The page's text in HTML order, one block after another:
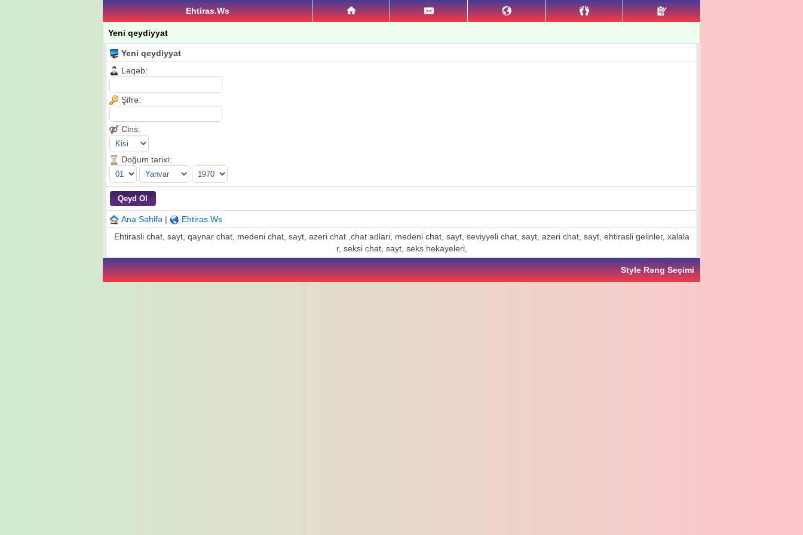
Ehtiras.Ws
Yeni qeydiyyat
Yeni qeydiyyat
Ləqəb:
Şifrə:
Cins:
Doğum tarixi:
Ana Səhifə |
Ehtiras.Ws
Ehtirasli chat, sayt, qaynar chat, medeni chat, sayt, azeri chat ,chat adlari, medeni chat, sayt, seviyyeli chat, sayt, azeri chat, sayt, ehtirasli gelinler, xalala
r, seksi chat, sayt, seks hekayeleri,
Style Rəng Seçimi